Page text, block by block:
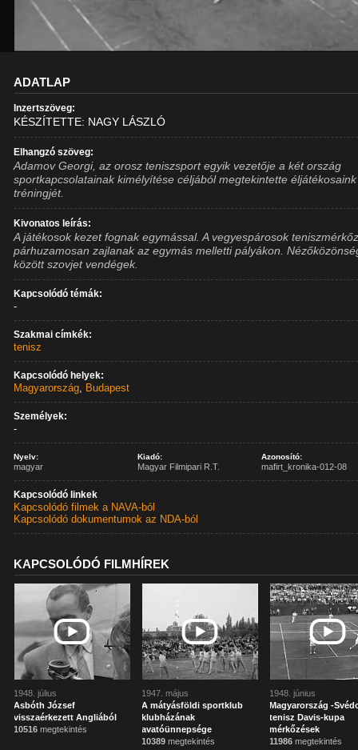
ADATLAP
Inzertszöveg:
KÉSZÍTETTE: NAGY LÁSZLÓ
Elhangzó szöveg:
Adamov Georgi, az orosz teniszsport egyik vezetője a két ország
sportkapcsolatainak kimélyítése céljából megtekintette
tréningjét.
Kivonatos leírás:
A játékosok kezet fognak egymással. A vegyespárosok
párhuzamosan zajlanak az egymás melletti pályákon.
között szovjet vendégek.
Kapcsolódó témák:
-
Szakmai címkék:
tenisz
Kapcsolódó helyek:
Magyarország, Budapest
Személyek:
-
Nyelv:
magyar
Kiadó:
Magyar Filmipari R.T.
Azonosító:
mafirt_kronika-012-08
Kapcsolódó linkek
Kapcsolódó filmek a NAVA-ból
Kapcsolódó dokumentumok az NDA-ból
KAPCSOLÓDÓ FILMHÍREK
1948. július
Asbóth József
visszaérkezett Angliából
10516 megtekintés
1947. május
A mátyásföldi sportklub
klubházának
avatóünnepsége
10389 megtekintés
1948. június
Magyarország -
tenisz Davis-kupa
mérkőzések
11986 megtekintés